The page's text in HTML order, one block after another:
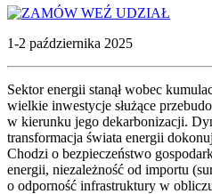
WEŹ UDZIAŁ
1-2 października 2025
Sektor energii stanął wobec
wielkie inwestycje służące
w kierunku jego dekarbonizacji.
transformacja świata energii
Chodzi o bezpieczeństwo
energii, niezależność od importu
o odporność infrastruktury w